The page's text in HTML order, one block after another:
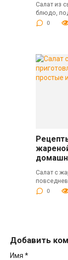
Салат из
блюдо,
0
Салат с
0
Добавить
Имя *